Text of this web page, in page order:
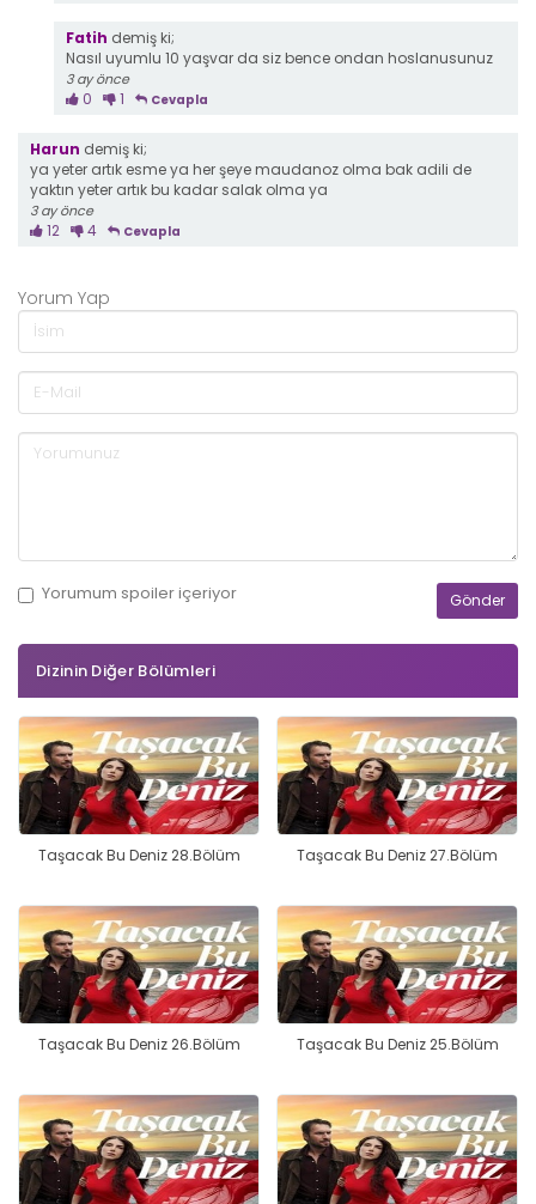
Fatih demiş ki;
Nasıl uyumlu 10 yaşvar da siz bence ondan hoslanusunuz
3 ay önce
0 1 Cevapla
Harun demiş ki;
ya yeter artık esme ya her şeye maudanoz olma bak adili de
yaktın yeter artık bu kadar salak olma ya
3 ay önce
12 4 Cevapla
Yorum Yap
Yorumum spoileriçeriyor
Dizinin Diğer Bölümleri
Taşacak Bu Deniz 28.Bölüm Taşacak Bu Deniz 27.Bölüm
Taşacak Bu Deniz 26.Bölüm Taşacak Bu Deniz 25.Bölüm